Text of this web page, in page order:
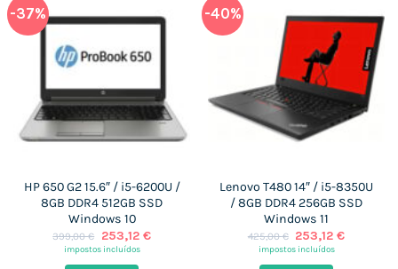
-37%
HP 650 G2 15.6″ / i5-6200U /
8GB DDR4 512GB SSD
Windows 10
399,00€
O
preço
253,12 €O
impostos incluídos
-40%
Lenovo T480 14″ / i5-8350U
/ 8GB DDR4 256GB SSD
Windows 11
425,00€ O
preço
253,12€O
impostos incluídos